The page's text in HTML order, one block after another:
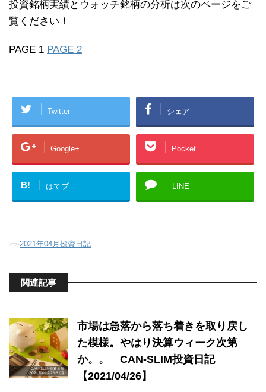
投資銘柄実績とウォッチ銘柄の分析は次のページをご
覧ください！
PAGE 1 PAGE 2
Twitter シェア
Google+ Pocket
B! はてブ LINE
-2021年04月投資日記
関連記事
市場は急落から落ち着きを取り戻し
た模様。やはり決算ウィーク次第
か。。 CAN-SLIM投資日記
【2021/04/26】